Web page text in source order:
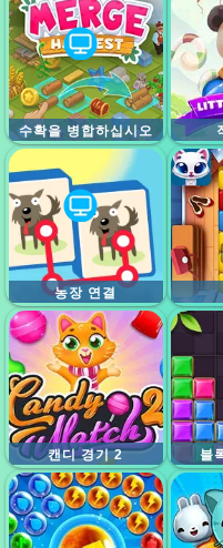
수확을 병합하십시오
농장 연결
캔디 경기 2 블